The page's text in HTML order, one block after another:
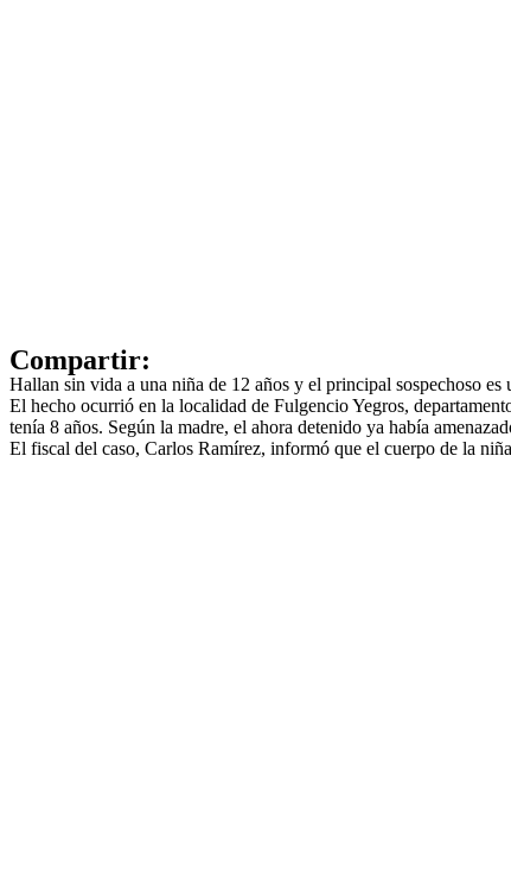
Compartir:
Hallan sin vida a una niña de 12 años y el principal sospechoso
El hecho ocurrió en la localidad de Fulgencio Yegros,
tenía 8 años. Según la madre, el ahora detenido ya había
El fiscal del caso, Carlos Ramírez, informó que el cuerpo de la